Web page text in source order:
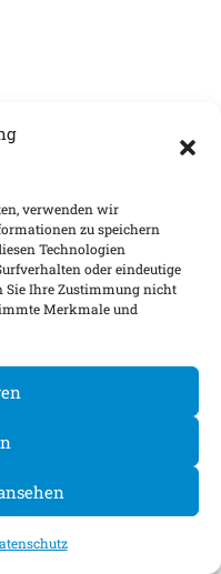
verwenden wir
zu speichern
Technologien
oder eindeutige
Sie Ihre Zustimmung nicht
Merkmale und